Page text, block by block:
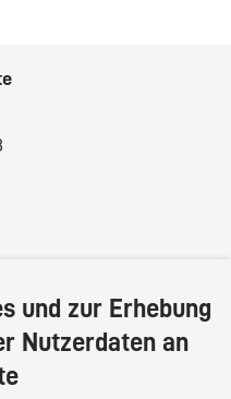
hoch qualifizierte
Gespräch
und zur Erhebung
Nutzerdaten an